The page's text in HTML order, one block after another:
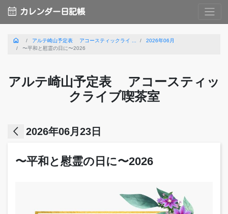
calendar_month カレンダー日記帳
home アルテ崎山予定表 アコースティックライ ...
2026年06月
〜平和と慰霊の日に〜2026
アルテ崎山予定表 アコースティッ
クライブ喫茶室
arrow_back_ios 2026年06月23日
〜平和と慰霊の日に〜2026